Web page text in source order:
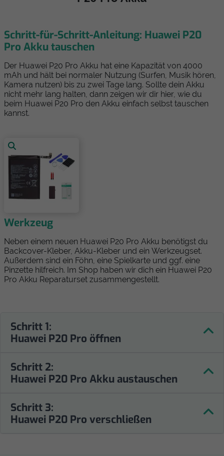
Schritt-für-Schritt-Anleitung: Huawei P20
Pro Akku tauschen
Der Huawei P20 Pro Akku hat eine Kapazität von 4000
mAh und hält bei normaler Nutzung (Surfen, Musik hören,
Kamera nutzen) bis zu zwei Tage lang. Sollte dein Akku
nicht mehr lang halten, dann zeigen wir dir hier, wie du
beim Huawei P20 Pro den Akku einfach selbst tauschen
kannst.
Werkzeug
Neben einem neuen Huawei P20 Pro Akku benötigst du
Backcover-Kleber, Akku-Kleber und ein Werkzeugset.
Außerdem sind ein Föhn, eine Spielkarte und ggf. eine
Pinzette hilfreich. Im Shop haben wir dich ein Huawei P20
Pro Akku Reparaturset zusammengestellt.
Schritt 1:
Huawei P20 Pro öffnen
Schritt 2:
Huawei P20 Pro Akku austauschen
Schritt 3:
Huawei P20 Pro verschließen